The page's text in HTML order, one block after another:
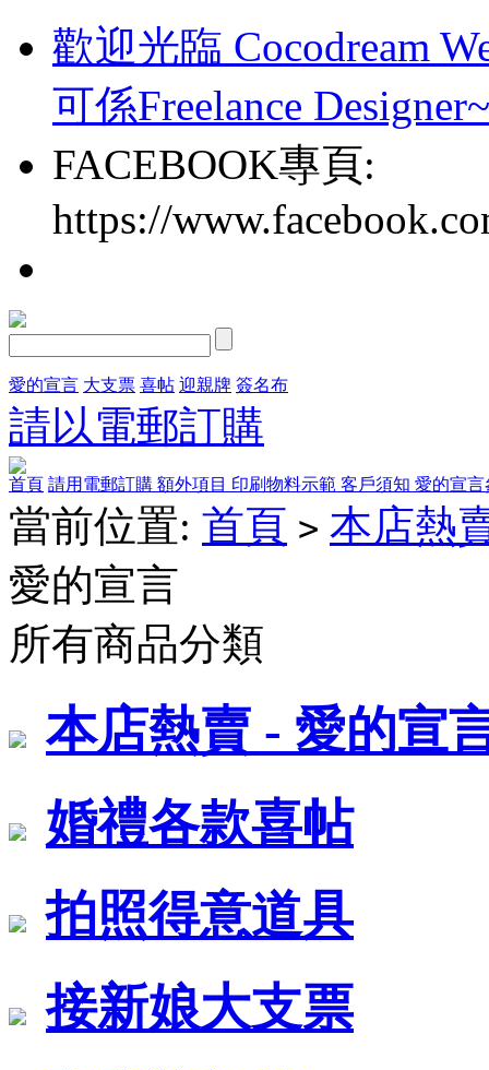
歡迎光臨 Cocodream
可係Freelance
FACEBOOK專頁:
https://
愛的宣言 大支票 喜帖 迎親牌 簽名布
請以電郵訂購
首頁 請用電郵訂購 額外項目 印刷物料示範 客戶須知 愛的宣言
當前位置: 首頁 > 本店熱
愛的宣言
所有商品分類
本店熱賣 - 愛的宣
婚禮各款喜帖
拍照得意道具
接新娘大支票